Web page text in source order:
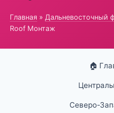
Главная » Дальневосточный
Roof Монтаж
🏠
Северо-